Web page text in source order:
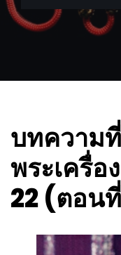
บทความ
พระเครื่
22 (ตอน